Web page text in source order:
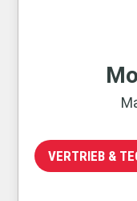
VERTRIEB &